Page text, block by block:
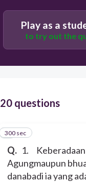
Play as a
to try out the
20 questions
Q. 1. Keberadaan
Agungmaupun
danabadi ia yang
1
300 sec